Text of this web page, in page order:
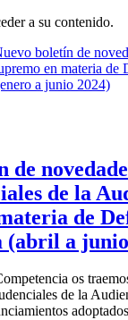
a su contenido.
boletín de
en materia de
a junio 2024)
de
de la
de
(abril a
os
de la